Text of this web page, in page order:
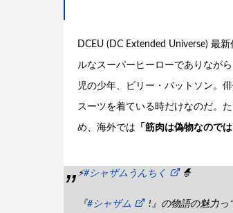
DCEU (DC Extended Universe) 最新
ルなスーパーヒーローでありなが
児の少年、ビリー・バットソン。
スーツを着ている時だけなのだ。
め、海外では 「筋肉は偽物なのでは
⚡#シャザムうんちく 🧙
『#シャザム !』の物語の魅力っ